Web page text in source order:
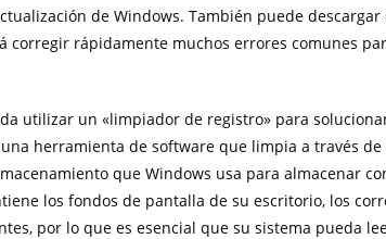
de Windows. También puede
corregir rápidamente muchos errores comunes
utilizar un «limpiador de registro» para
herramienta de software que limpia a través de
que Windows usa para almacenar
los fondos de pantalla de su escritorio, los
por lo que es esencial que su sistema pueda